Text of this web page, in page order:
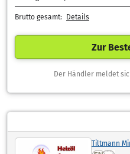
Brutto gesamt: Details
Zur
Der Händler meldet
Tiltmann